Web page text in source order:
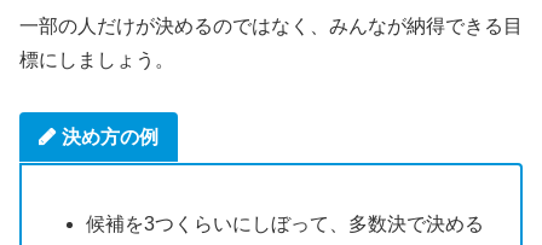
一部の人だけが決めるのではなく、みんなが納得できる目
標にしましょう。
決め方の例
候補を3つくらいにしぼって、多数決で決める